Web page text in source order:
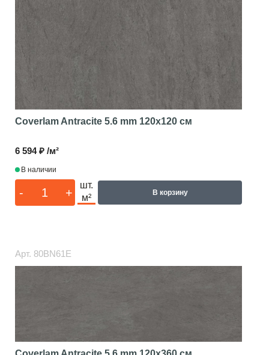
Coverlam Antracite 5.6 mm 120x120 см
6 594 ₽ /м²
В наличии
- +
шт.
м²
В корзину
Арт. 80BN61E